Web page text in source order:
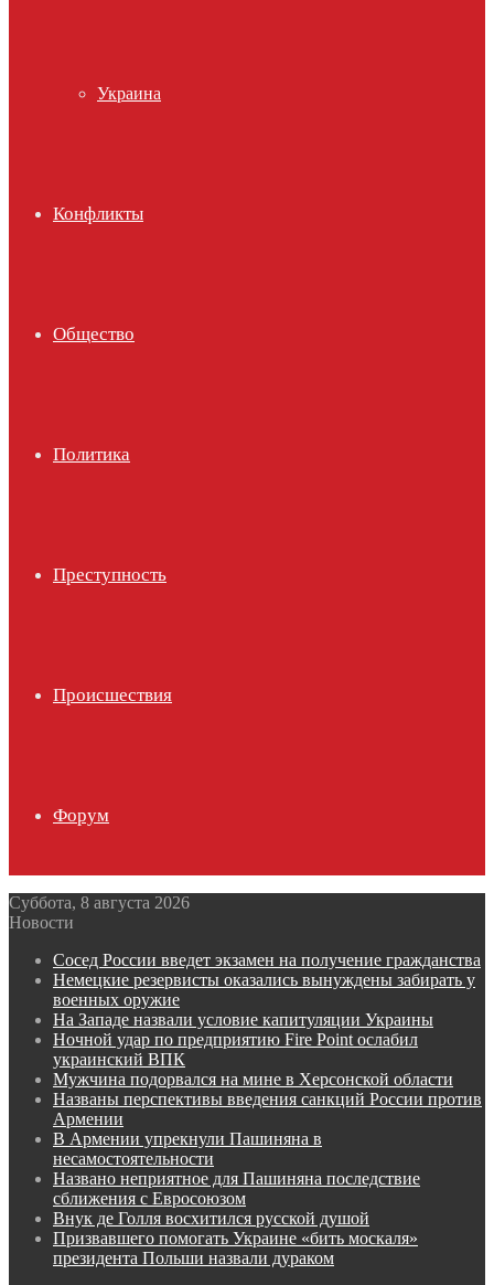
Украина
Конфликты
Общество
Политика
Преступность
Происшествия
Форум
Суббота, 8 августа 2026
Новости
Сосед России введет экзамен на получение гражданства
Немецкие резервисты оказались вынуждены забирать у
военных оружие
На Западе назвали условие капитуляции Украины
Ночной удар по предприятию Fire Point ослабил
украинский ВПК
Мужчина подорвался на мине в Херсонской области
Названы перспективы введения санкций России против
Армении
В Армении упрекнули Пашиняна в
несамостоятельности
Названо неприятное для Пашиняна последствие
сближения с Евросоюзом
Внук де Голля восхитился русской душой
Призвавшего помогать Украине «бить москаля»
президента Польши назвали дураком